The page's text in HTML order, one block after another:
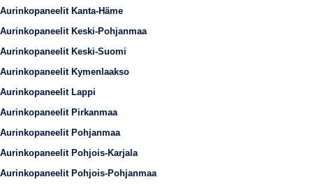
Aurinkopaneelit Kanta-Häme
Aurinkopaneelit Keski-Pohjanmaa
Aurinkopaneelit Keski-Suomi
Aurinkopaneelit Kymenlaakso
Aurinkopaneelit Lappi
Aurinkopaneelit Pirkanmaa
Aurinkopaneelit Pohjanmaa
Aurinkopaneelit Pohjois-Karjala
Aurinkopaneelit Pohjois-Pohjanmaa